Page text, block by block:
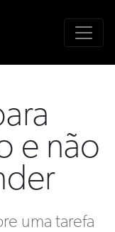
e não
uma tarefa